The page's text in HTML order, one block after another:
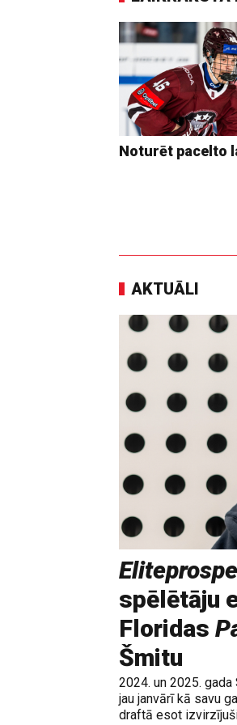
Noturēt pacelto
AKTUĀLI
spēlētāju
Floridas
Šmitu
2024. un 2025.
jau janvārī kā savu
draftā esot